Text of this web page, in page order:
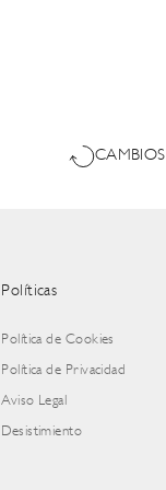
CAMBIOS
Políticas
Política de Cookies
Política de Privacidad
Aviso Legal
Desistimiento